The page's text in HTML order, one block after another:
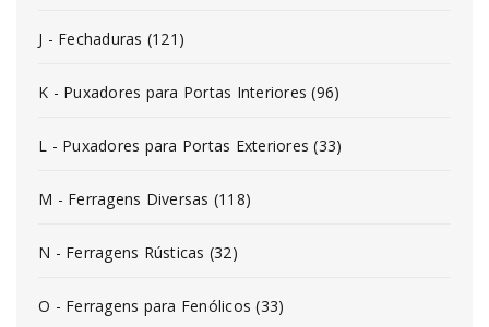
J - Fechaduras (121)
K - Puxadores para Portas Interiores (96)
L - Puxadores para Portas Exteriores (33)
M - Ferragens Diversas (118)
N - Ferragens Rústicas (32)
O - Ferragens para Fenólicos (33)